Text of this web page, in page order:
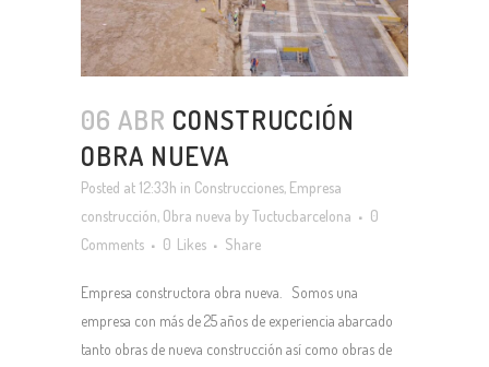
06 ABR CONSTRUCCIÓN
OBRA NUEVA
Posted at 12:33h in Construcciones, Empresa
construcción, Obra nueva byTuctucbarcelona
0
Comments
0 Likes Share
Empresa constructora obra nueva. Somos una
empresa con más de 25 años de experiencia abarcado
tanto obras de nueva construcción así como obras de